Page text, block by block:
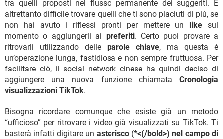
tra quelli proposti nel flusso permanente dei suggeriti. È
altrettanto difficile trovare quelli che ti sono piaciuti di più, se
non hai avuto i riflessi pronti per mettere un
like sul
momento o aggiungerli ai preferiti. Certo puoi provare a
ritrovarli utilizzando delle parole chiave, ma questa è
un’operazione lunga, fastidiosa e non sempre fruttuosa. Per
facilitare ciò, il social network cinese ha quindi deciso di
aggiungere una nuova funzione chiamata Cronologia
visualizzazioni TikTok.
Bisogna ricordare comunque che esiste già un metodo
“ufficioso” per ritrovare i video già visualizzati su TikTok. Ti
basterà infatti digitare un asterisco(*<(/bold>) nel campo di